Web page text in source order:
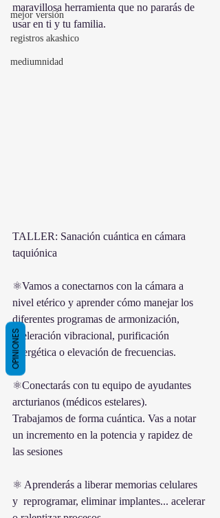
mejor versión
registros akashico
mediumnidad
maravillosa herramienta que no pararás de
usar en ti y tu familia.
TALLER: Sanación cuántica en cámara
taquiónica
⚛Vamos a conectarnos con la cámara a
nivel etérico y aprender cómo manejar los
diferentes programas de armonización,
aceleración vibracional, purificación
energética o elevación de frecuencias.
⚛Conectarás con tu equipo de ayudantes
arcturianos (médicos estelares).
Trabajamos de forma cuántica. Vas a notar
un incremento en la potencia y rapidez de
las sesiones
⚛ Aprenderás a liberar memorias celulares
y  reprogramar, eliminar implantes... acelerar
OPINIONES